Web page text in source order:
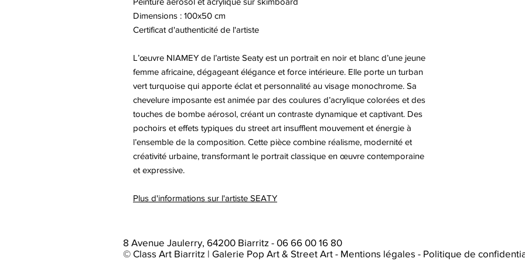
Dimensions : 100x50 cm
Certificat d'authenticité de l'artiste
L’œuvre NIAMEY de l’artiste Seaty est un portrait en noir et blanc d’une jeune
femme africaine, dégageant élégance et force intérieure. Elle porte un turban
vert turquoise qui apporte éclat et personnalité au visage monochrome. Sa
chevelure imposante est animée par des coulures d’acrylique colorées et des
touches de bombe aérosol, créant un contraste dynamique et captivant. Des
pochoirs et effets typiques du street art insufflent mouvement et énergie à
l’ensemble de la composition. Cette pièce combine réalisme, modernité et
créativité urbaine, transformant le portrait classique en œuvre contemporaine
et expressive.
Plus d'informations sur l'artiste SEATY
8 Avenue Jaulerry, 64200 Biarritz - 06 66 00 16 80
© Class Art Biarritz | Galerie Pop Art & Street Art - Mentions légales - Politique de